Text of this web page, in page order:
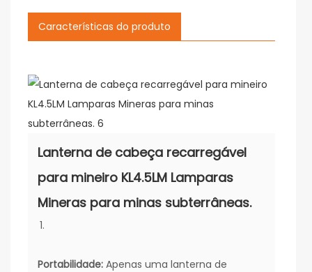
Características do produto
Lanterna de cabeça recarregável
para mineiro KL4.5LM Lamparas
Mineras para minas subterrâneas.
Portabilidade: Apenas uma lanterna de